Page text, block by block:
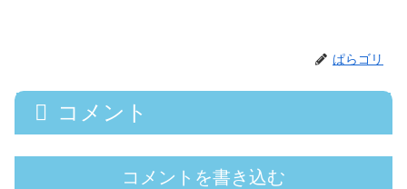
ぱらゴリ
コメント
コメントを書き込む